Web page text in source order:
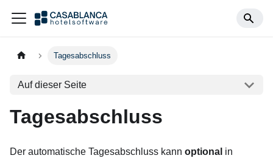
Tagesabschluss
Auf dieser Seite
Tagesabschluss
Der automatische Tagesabschluss kann optional in